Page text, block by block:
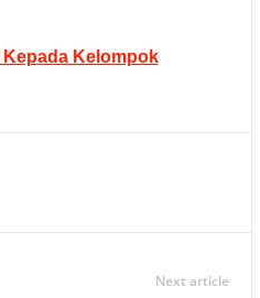
Kelompok
Next article